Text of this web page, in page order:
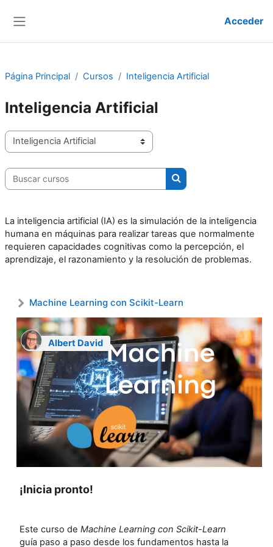
Acceder
Página Principal Cursos Inteligencia Artificial
Inteligencia Artificial
Categorías
Buscar cursos
Buscar cursos
La inteligencia artificial (IA) es la simulación de la inteligencia
humana en máquinas para realizar tareas que normalmente
requieren capacidades cognitivas como la percepción, el
aprendizaje, el razonamiento y la resolución de problemas.
Machine Learning con Scikit-Learn
Albert David
¡Inicia pronto!
Este curso deMachine Learning con Scikit-Learn
guía paso a paso desde los fundamentos hasta la